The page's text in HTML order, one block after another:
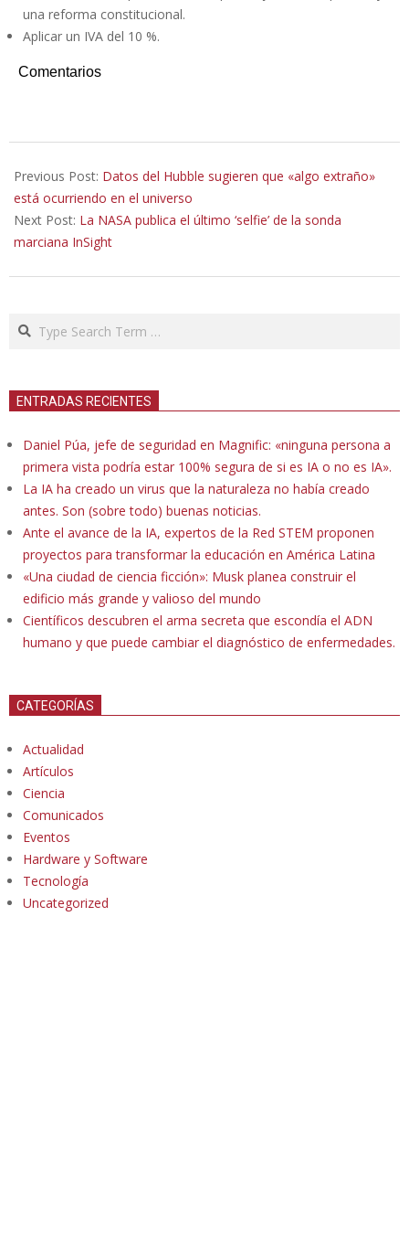
una reforma constitucional.
Aplicar un IVA del 10 %.
Comentarios
05-
26
Previous Post: Datos del Hubble sugieren que «algo extraño»
está ocurriendo en el universo
Next Post: La NASA publica el último ‘selfie’ de la sonda
marciana InSight
Search
ENTRADAS RECIENTES
Daniel Púa, jefe de seguridad en Magnific: «ninguna persona a
primera vista podría estar 100% segura de si es IA o no es IA».
La IA ha creado un virus que la naturaleza no había creado
antes. Son (sobre todo) buenas noticias.
Ante el avance de la IA, expertos de la Red STEM proponen
proyectos para transformar la educación en América Latina
«Una ciudad de ciencia ficción»: Musk planea construir el
edificio más grande y valioso del mundo
Científicos descubren el arma secreta que escondía el ADN
humano y que puede cambiar el diagnóstico de enfermedades.
CATEGORÍAS
Actualidad
Artículos
Ciencia
Comunicados
Eventos
Hardware y Software
Tecnología
Uncategorized